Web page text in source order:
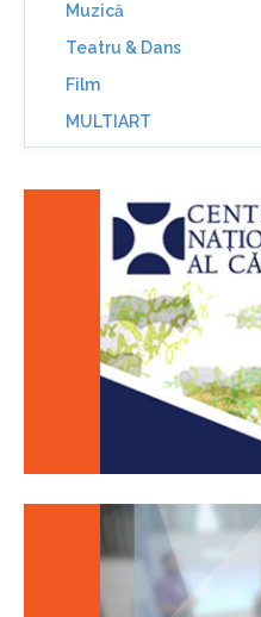
Muzică
Teatru & Dans
Film
MULTIART